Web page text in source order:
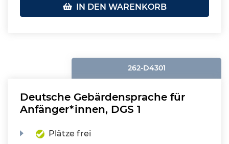
IN DEN WARENKORB
262-D4301
Deutsche Gebärdensprache für
Anfänger*innen, DGS 1
Plätze frei